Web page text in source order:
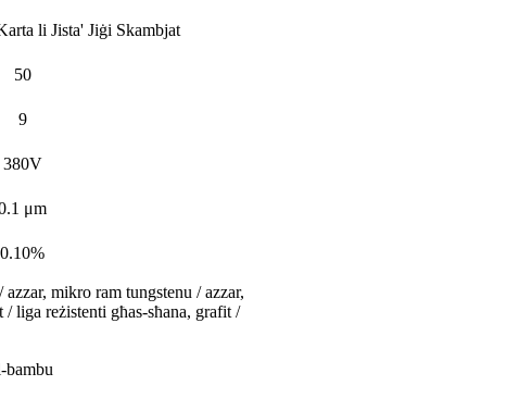
li Jista' Jiġi Skambjat
50
9
380V
μm
0.10%
mikro ram tungstenu / azzar,
liga reżistenti għas-sħana, grafit /
bambu